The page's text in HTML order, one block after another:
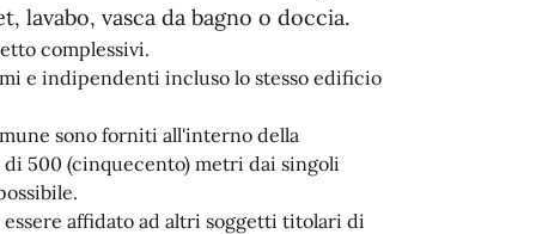
vasca da bagno o doccia.
complessivi.
e indipendenti incluso lo stesso edificio
sono forniti all'interno della
500 (cinquecento) metri dai singoli
affidato ad altri soggetti titolari di